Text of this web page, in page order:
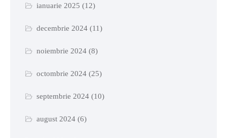
ianuarie 2025 (12)
decembrie 2024(11)
noiembrie 2024(8)
octombrie 2024(25)
septembrie 2024(10)
august 2024(6)